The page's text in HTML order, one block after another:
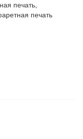
печать,
печать